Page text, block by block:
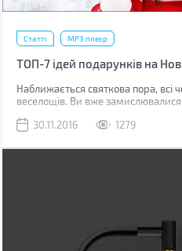
Статті MP3 плеєр
ТОП-7 ідей подарунків на
Наближається святкова пора, всі
веселощів. Ви вже
Гід підготував для Вас декілька
30.11.2016 1279